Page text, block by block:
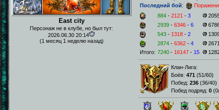
East city
Персонаж не в клубе, но был тут:
2026.06.30 20:14
(1 месяц 1 неделю назад)
Последний бой:
884 - 2121 - 3
2939 - 6346 - 6
543 - 1318 - 2
2874 - 6362 - 4
Итого: 7240 - 16147 - 15
Клан-Лига:
Боёв: 471 (51/60)
Побед: 236 (36/40)
Побед подряд: 0 (